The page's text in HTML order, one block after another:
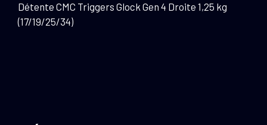
Détente CMC Triggers Glock Gen 4 Droite 1,25 kg
(17/19/25/34)